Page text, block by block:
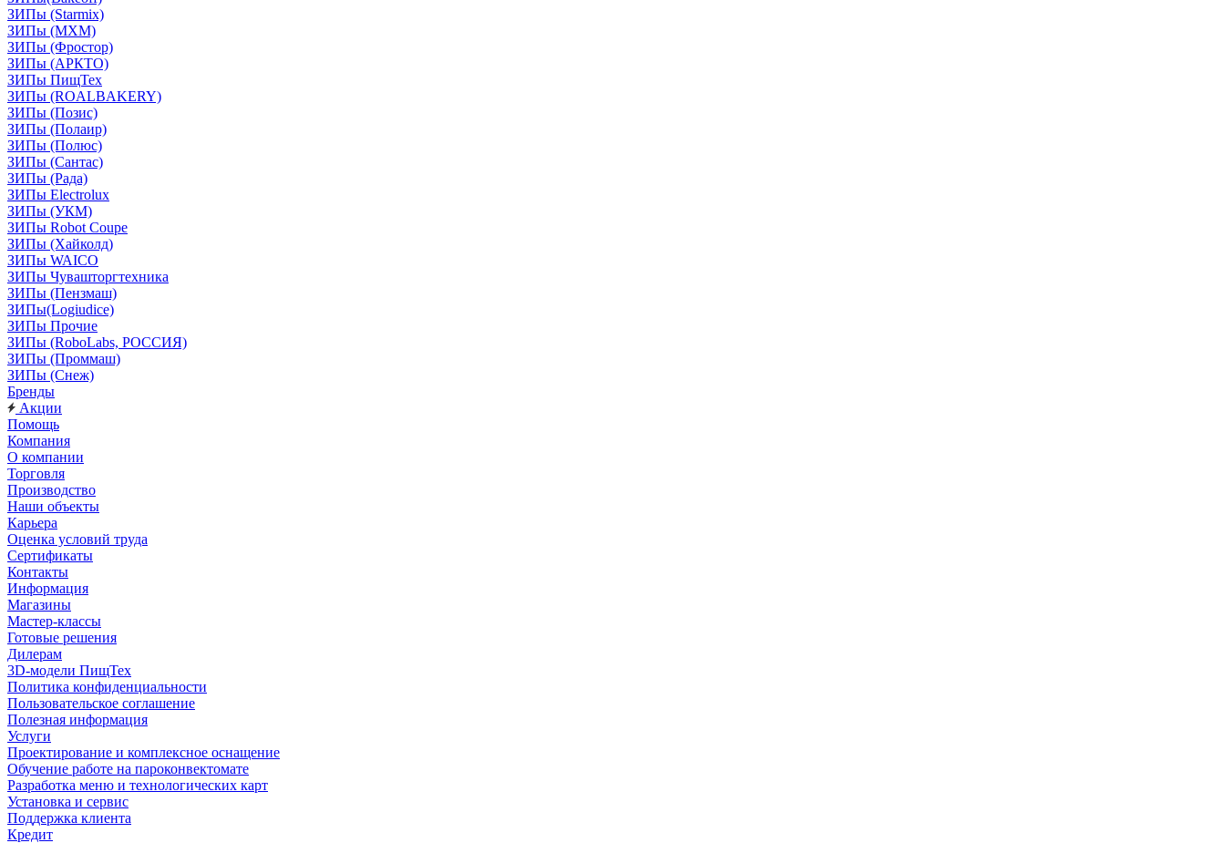
ЗИПы (Starmix)
ЗИПы (МХМ)
ЗИПы (Фростор)
ЗИПы (АРКТО)
ЗИПы ПищТех
ЗИПы (ROALBAKERY)
ЗИПы (Позис)
ЗИПы (Полаир)
ЗИПы (Полюс)
ЗИПы (Сантас)
ЗИПы (Рада)
ЗИПы Electrolux
ЗИПы (УКМ)
ЗИПы Robot Coupe
ЗИПы (Хайколд)
ЗИПы WAICO
ЗИПы Чувашторгтехника
ЗИПы (Пензмаш)
ЗИПы(Logiudice)
ЗИПы Прочие
ЗИПы (RoboLabs, РОССИЯ)
ЗИПы (Проммаш)
ЗИПы (Снеж)
Бренды
Акции
Помощь
Компания
О компании
Торговля
Производство
Наши объекты
Карьера
Оценка условий труда
Сертификаты
Контакты
Информация
Магазины
Мастер-классы
Готовые решения
Дилерам
3D-модели ПищТех
Политика конфиденциальности
Пользовательское соглашение
Полезная информация
Услуги
Проектирование и комплексное оснащение
Обучение работе на пароконвектомате
Разработка меню и технологических карт
Установка и сервис
Поддержка клиента
Кредит